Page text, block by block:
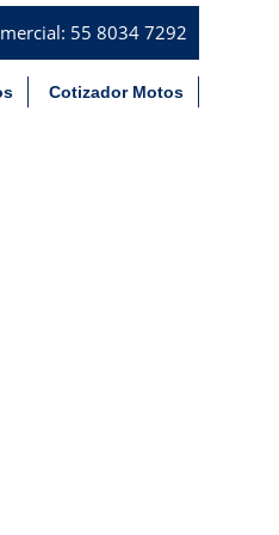
55 8034 7292
Cotizador Motos